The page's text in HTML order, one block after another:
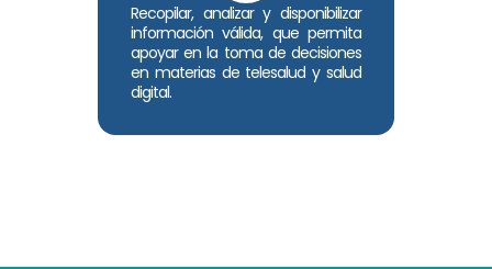
Recopilar, analizar y disponibilizar
información válida, que permita
apoyar en la toma de decisiones
en materias de telesalud y salud
digital.